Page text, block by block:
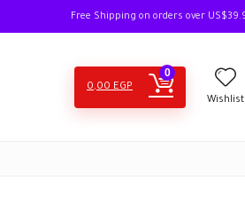
Wishlist
0
0,00 EGP